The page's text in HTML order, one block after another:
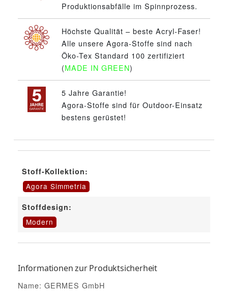
Produktionsabfälle im Spinnprozess.
Höchste Qualität – beste Acryl-Faser!
Alle unsere Agora-Stoffe sind nach
Öko-Tex Standard 100 zertifiziert
(MADE IN GREEN)
5 Jahre Garantie!
Agora-Stoffe sind für Outdoor-Einsatz
bestens gerüstet!
Stoff-Kollektion:
Agora Simmetria
Stoffdesign:
Modern
Informationen zur Produktsicherheit
Name: GERMES GmbH